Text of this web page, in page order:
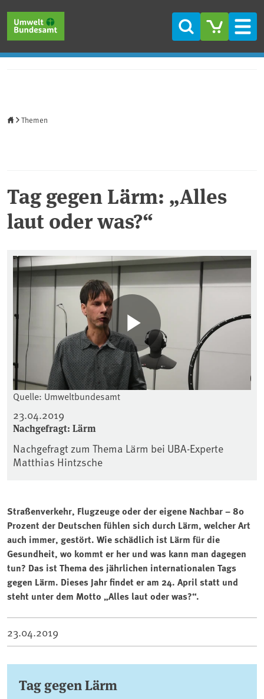
Suche
Themen
Tag gegen Lärm: „Alles
laut oder was?“
Quelle: Umweltbundesamt
23.04.2019
Nachgefragt: Lärm
Nachgefragt zum Thema Lärm bei UBA-Experte
Matthias Hintzsche
Straßenverkehr, Flugzeuge oder der eigene Nachbar – 80
Prozent der Deutschen fühlen sich durch Lärm, welcher Art
auch immer, gestört. Wie schädlich ist Lärm für die
Gesundheit, wo kommt er her und was kann man dagegen
tun? Das ist Thema des jährlichen internationalen Tags
gegen Lärm. Dieses Jahr findet er am 24. April statt und
steht unter dem Motto „Alles laut oder was?“.
23.04.2019
Tag gegen Lärm